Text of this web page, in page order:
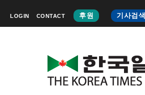
LOGIN CONTACT 후원 기사검색